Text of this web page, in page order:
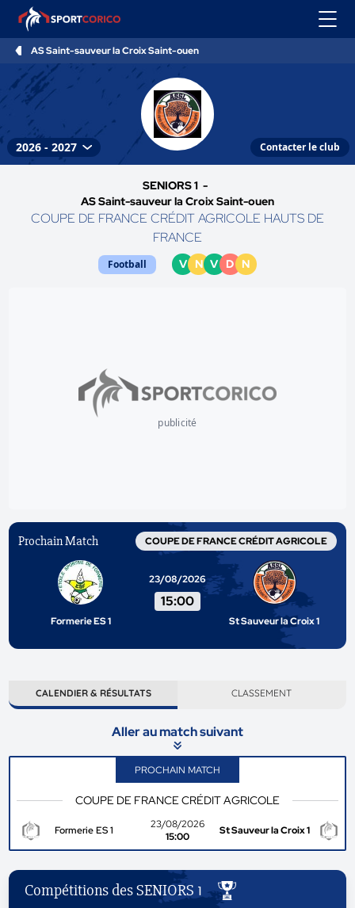
AS Saint-sauveur la Croix Saint-ouen
Contacter le club
SENIORS 1 -
AS Saint-sauveur la Croix Saint-ouen
COUPE DE FRANCE CRÉDIT AGRICOLE HAUTS DE
FRANCE
Football V N V D N
publicité
Prochain Match COUPE DE FRANCE CRÉDIT AGRICOLE
Formerie ES 1
23/08/2026
15:00
St Sauveur la Croix 1
CALENDIER & RÉSULTATS CLASSEMENT
Aller au match suivant
PROCHAIN MATCH
COUPE DE FRANCE CRÉDIT AGRICOLE
Formerie ES 1
23/08/2026
15:00
St Sauveur la Croix 1
Compétitions des SENIORS 1